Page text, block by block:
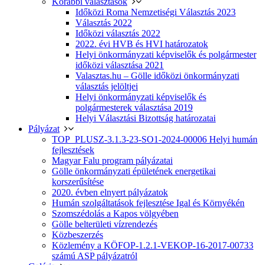
Időközi Roma Nemzetiségi Választás 2023
Választás 2022
Időközi választás 2022
2022. évi HVB és HVI határozatok
Helyi önkormányzati képviselők és polgármester
időközi választása 2021
Valasztas.hu – Gölle időközi önkormányzati
választás jelöltjei
Helyi önkormányzati képviselők és
polgármesterek választása 2019
Helyi Választási Bizottság határozatai
Pályázat
TOP_PLUSZ-3.1.3-23-SO1-2024-00006 Helyi humán
fejlesztések
Magyar Falu program pályázatai
Gölle önkormányzati épületének energetikai
korszerűsítése
2020. évben elnyert pályázatok
Humán szolgáltatások fejlesztése Igal és Környékén
Szomszédolás a Kapos völgyében
Gölle belterületi vízrendezés
Közbeszerzés
Közlemény a KÖFOP-1.2.1-VEKOP-16-2017-00733
számú ASP pályázatról